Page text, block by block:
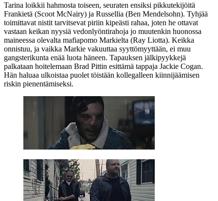
Tarina loikkii hahmosta toiseen, seuraten ensiksi pikkutekijöitä
Frankietä (Scoot McNairy) ja Russellia (Ben Mendelsohn). Tyhjää
toimittavat nistit tarvitsevat piriin kipeästi rahaa, joten he ottavat
vastaan keikan nyysiä vedonlyöntirahoja jo muutenkin huonossa
maineessa olevalta mafiapomo Markielta (Ray Liotta). Keikka
onnistuu, ja vaikka Markie vakuuttaa syyttömyyttään, ei muu
gangsterikunta enää luota häneen. Tapauksen jälkipyykkejä
palkataan hoitelemaan Brad Pittin esittämä tappaja Jackie Cogan.
Hän haluaa ulkoistaa puolet töistään kollegalleen kiinnijäämisen
riskin pienentämiseksi.